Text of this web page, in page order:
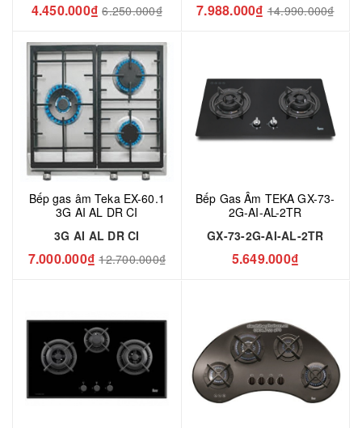
4.450.000₫ 6.250.000₫ 7.988.000₫ 14.990.000₫
Bếp gas âm Teka EX-60.1
3G AI AL DR CI
3G AI AL DR CI
7.000.000₫ 12.700.000₫
Bếp Gas Âm TEKA GX-73-
2G-AI-AL-2TR
GX-73-2G-AI-AL-2TR
5.649.000₫